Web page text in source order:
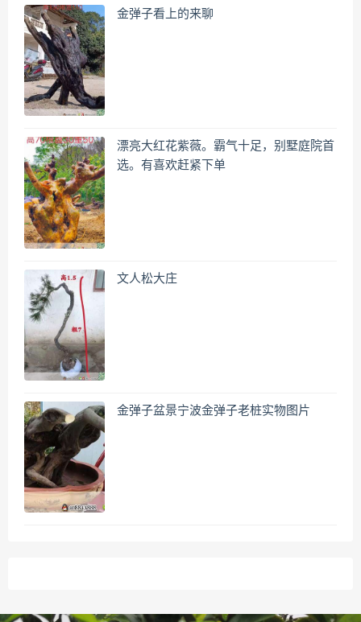
金弹子看上的来聊
漂亮大红花紫薇。霸气十足，别墅庭院首
选。有喜欢赶紧下单
文人松大庄
金弹子盆景宁波金弹子老桩实物图片